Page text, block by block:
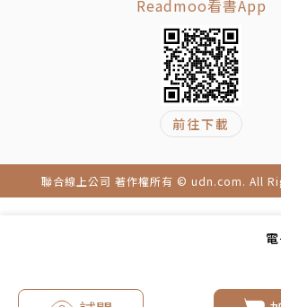
Readmoo看書App
前往下載
聯合線上公司 著作權所有 © udn.com. All